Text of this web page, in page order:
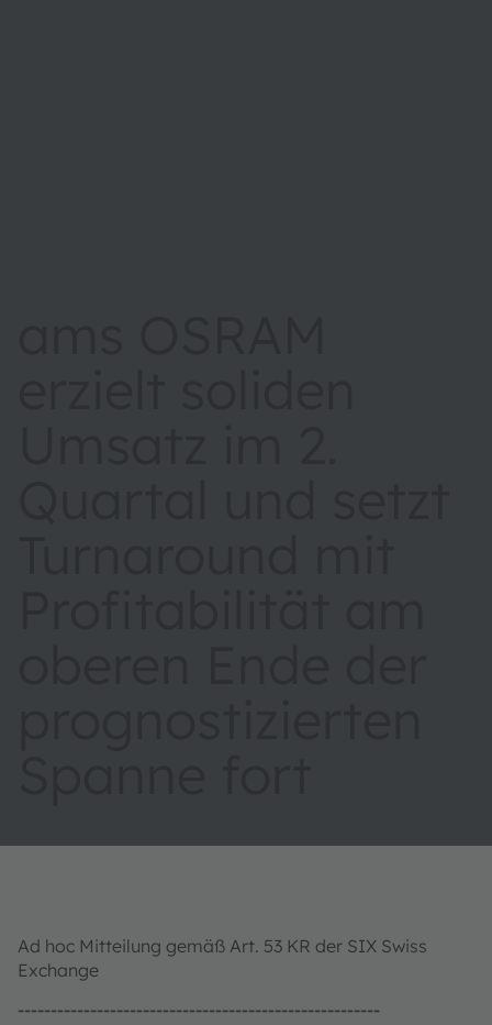
Ad hoc Mitteilung gemäß Art. 53 KR der SIX Swiss
Exchange
-------------------------------------------------------